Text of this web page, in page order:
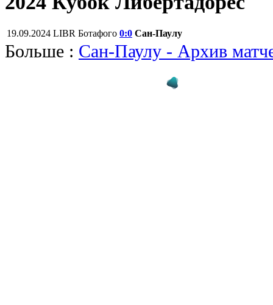
19.09.2024 LIBR Ботафого 0:0 Сан-Паулу
Больше : Сан-Паулу - Архив